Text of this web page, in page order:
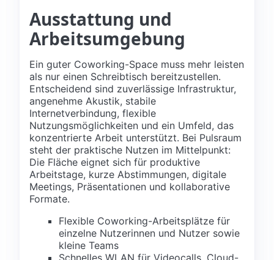
Ausstattung und
Arbeitsumgebung
Ein guter Coworking-Space muss mehr leisten
als nur einen Schreibtisch bereitzustellen.
Entscheidend sind zuverlässige Infrastruktur,
angenehme Akustik, stabile
Internetverbindung, flexible
Nutzungsmöglichkeiten und ein Umfeld, das
konzentrierte Arbeit unterstützt. Bei Pulsraum
steht der praktische Nutzen im Mittelpunkt:
Die Fläche eignet sich für produktive
Arbeitstage, kurze Abstimmungen, digitale
Meetings, Präsentationen und kollaborative
Formate.
Flexible Coworking-Arbeitsplätze für
einzelne Nutzerinnen und Nutzer sowie
kleine Teams
Schnelles WLAN für Videocalls, Cloud-